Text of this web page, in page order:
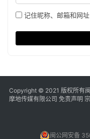
记住昵称、邮箱和网
Copyright © 2021 版权所有
摩地传媒有限公司 免责声明
闽公网安备